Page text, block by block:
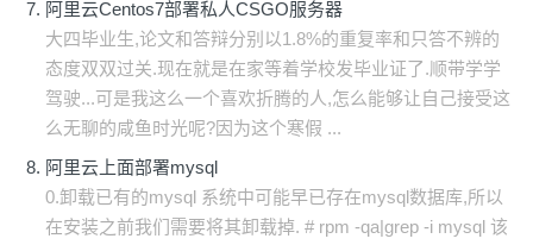
阿里云Centos7部署私人CSGO服务器
大四毕业生,论文和答辩分别以1.8%的重复率和只答不辨的
态度双双过关.现在就是在家等着学校发毕业证了.顺带学学
驾驶...可是我这么一个喜欢折腾的人,怎么能够让自己接受这
么无聊的咸鱼时光呢?因为这个寒假 ...
阿里云上面部署mysql
0.卸载已有的mysql 系统中可能早已存在mysql数据库,所以
在安装之前我们需要将其卸载掉. # rpm -qa|grep -i mysql 该